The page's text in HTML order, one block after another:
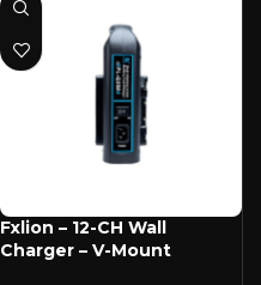
Fxlion – 12-CH Wall
Charger – V-Mount